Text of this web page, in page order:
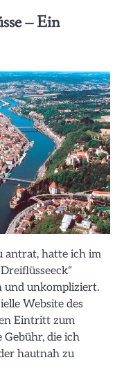
– Ein
antrat, hatte ich im
und unkompliziert.
Website des
Eintritt zum
Gebühr, die ich
hautnah zu